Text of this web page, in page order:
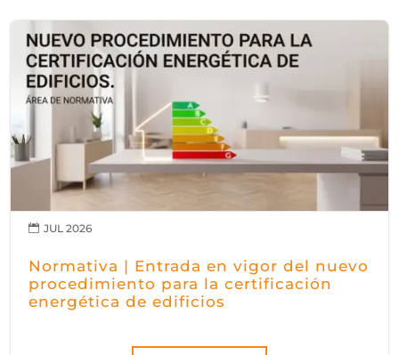
Normativa | Entrada en vigor del nuevo
procedimiento para la certificación
energética de edificios
 JUL 2026